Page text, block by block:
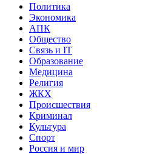
Политика
Экономика
АПК
Общество
Связь и IT
Образование
Медицина
Религия
ЖКХ
Происшествия
Криминал
Культура
Спорт
Россия и мир